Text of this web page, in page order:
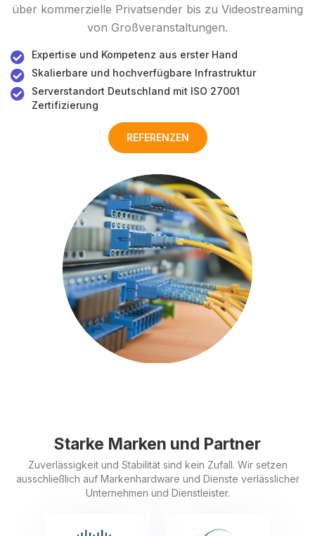
über kommerzielle Privatsender bis zu Videostreaming
von Großveranstaltungen.
Expertise und Kompetenz aus erster Hand
Skalierbare und hochverfügbare Infrastruktur
Serverstandort Deutschland mit ISO 27001
Zertifizierung
REFERENZEN
Starke Marken und Partner
Zuverlässigkeit und Stabilität sind kein Zufall. Wir setzen
ausschließlich auf Markenhardware und Dienste verlässlicher
Unternehmen und Dienstleister.